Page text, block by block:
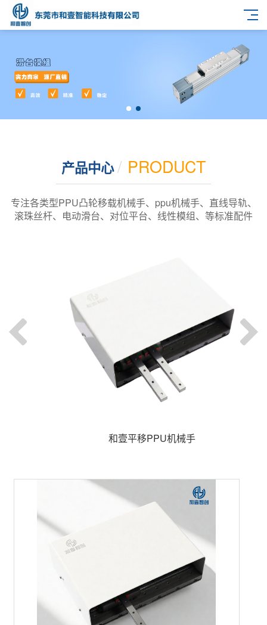
产品中心/ PRODUCT
专注各类型PPU凸轮移载机械手、ppu机械手、直线导轨、
滚珠丝杆、电动滑台、对位平台、线性模组、等标准配件
和壹平移PPU机械手